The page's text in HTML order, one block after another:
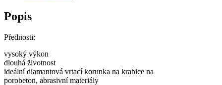
Popis
Přednosti:
vysoký výkon
dlouhá životnost
ideální diamantová vrtací korunka na krabice na
porobeton, abrasivní materiály